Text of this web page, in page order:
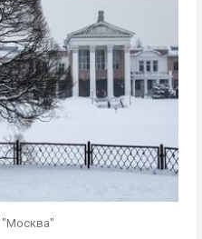
"Москва"